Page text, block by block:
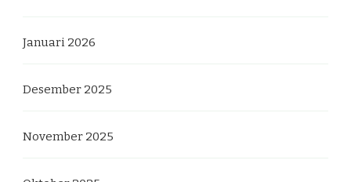
Januari 2026
Desember 2025
November 2025